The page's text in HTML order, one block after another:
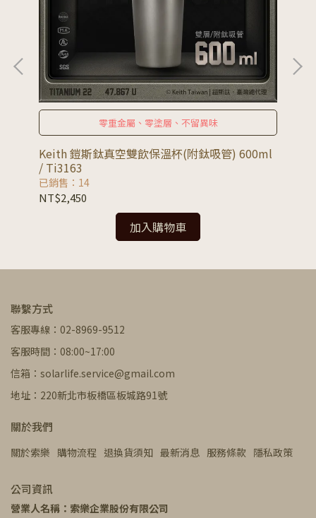
零重金屬、零塗層、不留異味
Keith 鎧斯鈦真空雙飲保溫杯(附鈦吸管) 600ml
/ Ti3163
已銷售：14
NT$2,450
加入購物車
聯繫方式
客服專線：02-8969-9512
客服時間：08:00~17:00
信箱：solarlife.service@gmail.com
地址：220新北市板橋區板城路91號
關於我們
關於索樂 購物流程 退換貨須知 最新消息 服務條款 隱私政策
公司資訊
營業人名稱：索樂企業股份有限公司